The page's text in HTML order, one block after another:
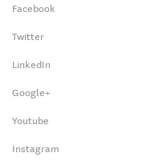
Facebook
Twitter
LinkedIn
Google+
Youtube
Instagram